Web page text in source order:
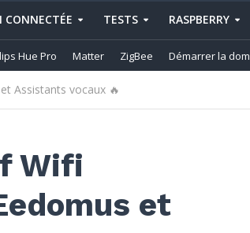
CONNECTÉE TESTS RASPBERRY
Hue Pro Matter ZigBee Démarrer la
Assistants vocaux 🔥
Wifi
et